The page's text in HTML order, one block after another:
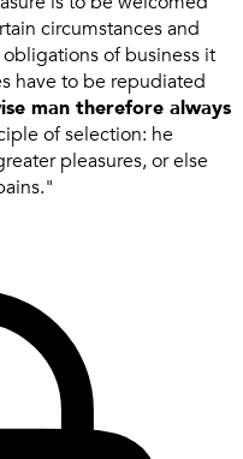
circumstances and
of business it
have to be repudiated
man therefore always
of selection: he
pleasures, or else